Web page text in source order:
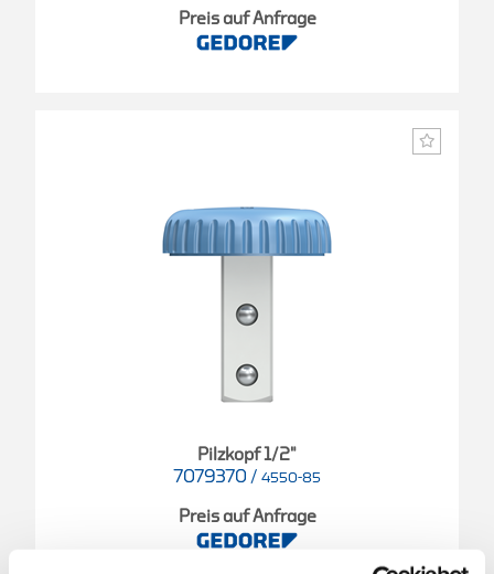
Preis auf Anfrage
Pilzkopf 1/2"
7079370 / 4550-85
Preis auf Anfrage